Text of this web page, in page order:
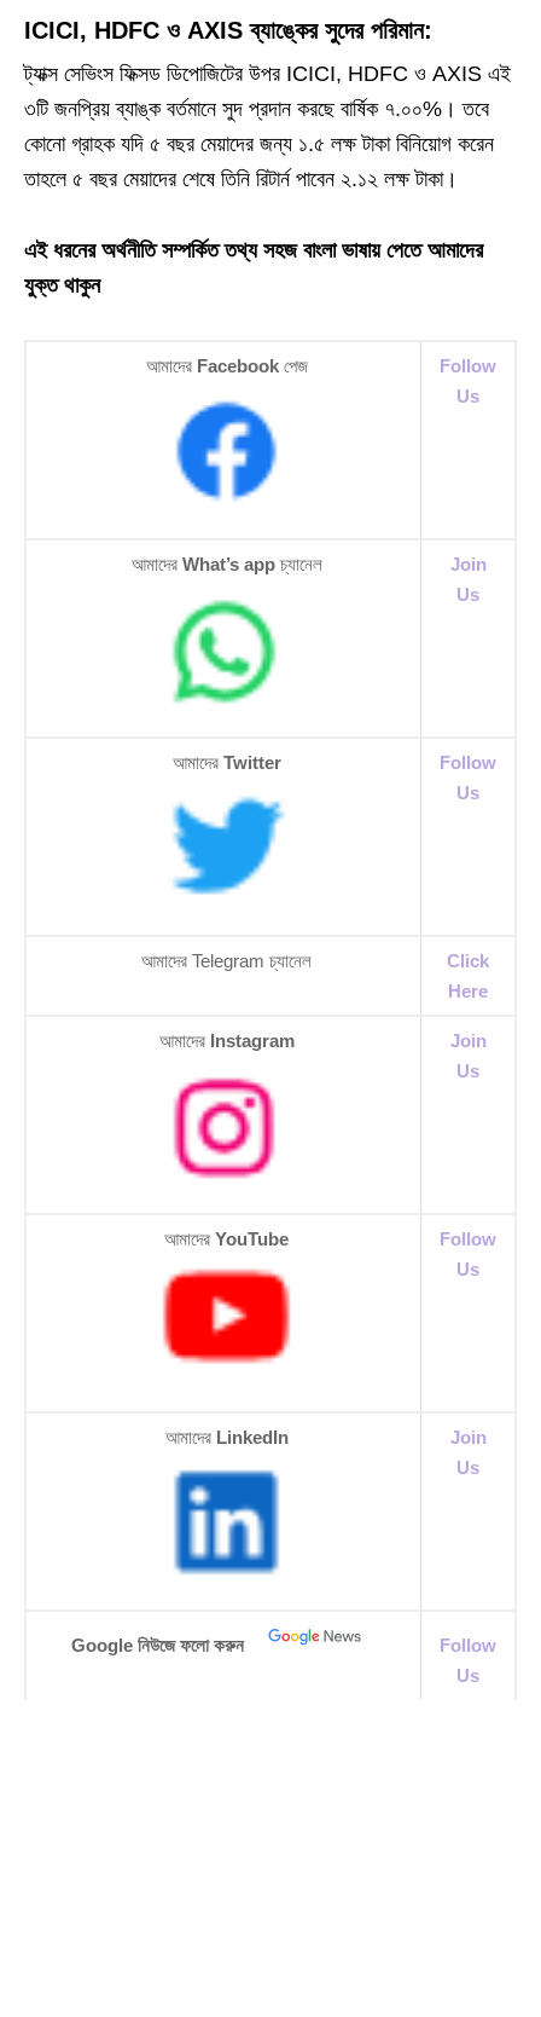
ICICI, HDFC ও AXIS ব্যাঙ্কের সুদের পরিমান:
ট্যাক্স সেভিংস ফিক্সড ডিপোজিটের উপর ICICI, HDFC ও AXIS এই
৩টি জনপ্রিয় ব্যাঙ্ক বর্তমানে সুদ প্রদান করছে বার্ষিক ৭.০০%। তবে
কোনো গ্রাহক যদি ৫ বছর মেয়াদের জন্য ১.৫ লক্ষ টাকা বিনিয়োগ করেন
তাহলে ৫ বছর মেয়াদের শেষে তিনি রিটার্ন পাবেন ২.১২ লক্ষ টাকা।
এই ধরনের অর্থনীতি সম্পর্কিত তথ্য সহজ বাংলা ভাষায় পেতে আমাদের
যুক্ত থাকুন
আমাদের Facebook পেজ
Follow
Us
আমাদের What’s app চ্যানেল
Join
Us
আমাদের Twitter
Follow
Us
আমাদের Telegram চ্যানেল
Click
Here
আমাদের Instagram
Join
Us
আমাদের YouTube
Follow
Us
আমাদের LinkedIn
Join
Us
Google নিউজে ফলো করুন
Follow
Us